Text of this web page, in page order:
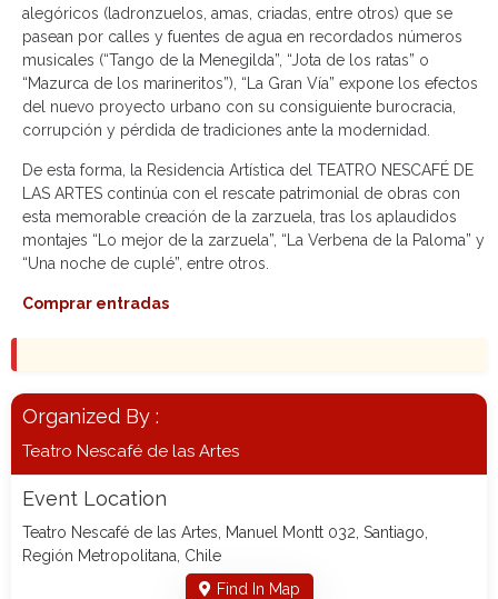
alegóricos (ladronzuelos, amas, criadas, entre otros) que se
pasean por calles y fuentes de agua en recordados números
musicales (“Tango de la Menegilda”, “Jota de los ratas” o
“Mazurca de los marineritos”), “La Gran Vía” expone los efectos
del nuevo proyecto urbano con su consiguiente burocracia,
corrupción y pérdida de tradiciones ante la modernidad.
De esta forma, la Residencia Artística del TEATRO NESCAFÉ DE
LAS ARTES continúa con el rescate patrimonial de obras con
esta memorable creación de la zarzuela, tras los aplaudidos
montajes “Lo mejor de la zarzuela”, “La Verbena de la Paloma” y
“Una noche de cuplé”, entre otros.
Comprar entradas
Organized By :
Teatro Nescafé de las Artes
Event Location
Teatro Nescafé de las Artes, Manuel Montt 032, Santiago,
Región Metropolitana, Chile
Find In Map